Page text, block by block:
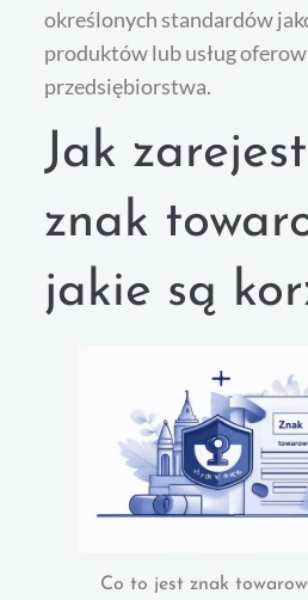
określonych standardów
produktów lub usług
przedsiębiorstwa.
Jak
znak
jakie są
Co to jest znak